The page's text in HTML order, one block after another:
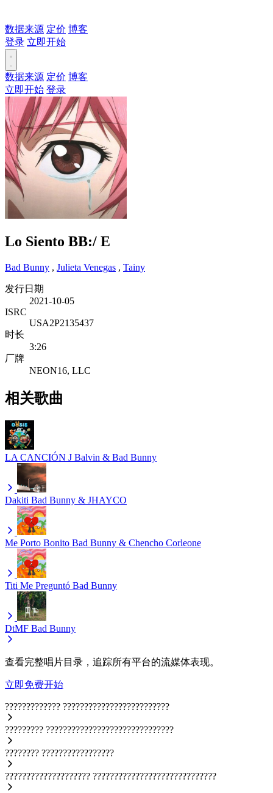
数据来源 定价 博客
登录 立即开始
数据来源 定价 博客
立即开始 登录
Lo Siento BB:/ E
Bad Bunny , Julieta Venegas , Tainy
发行日期
2021-10-05
ISRC
USA2P2135437
时长
3:26
厂牌
NEON16, LLC
相关歌曲
LA CANCIÓN J Balvin & Bad Bunny
Dakiti Bad Bunny & JHAYCO
Me Porto Bonito Bad Bunny & Chencho Corleone
Titi Me Preguntó Bad Bunny
DtMF Bad Bunny
查看完整唱片目录，追踪所有平台的流媒体表现。
立即免费开始
????????????? ?????????????????????????
????????? ??????????????????????????????
???????? ?????????????????
???????????????????? ?????????????????????????????